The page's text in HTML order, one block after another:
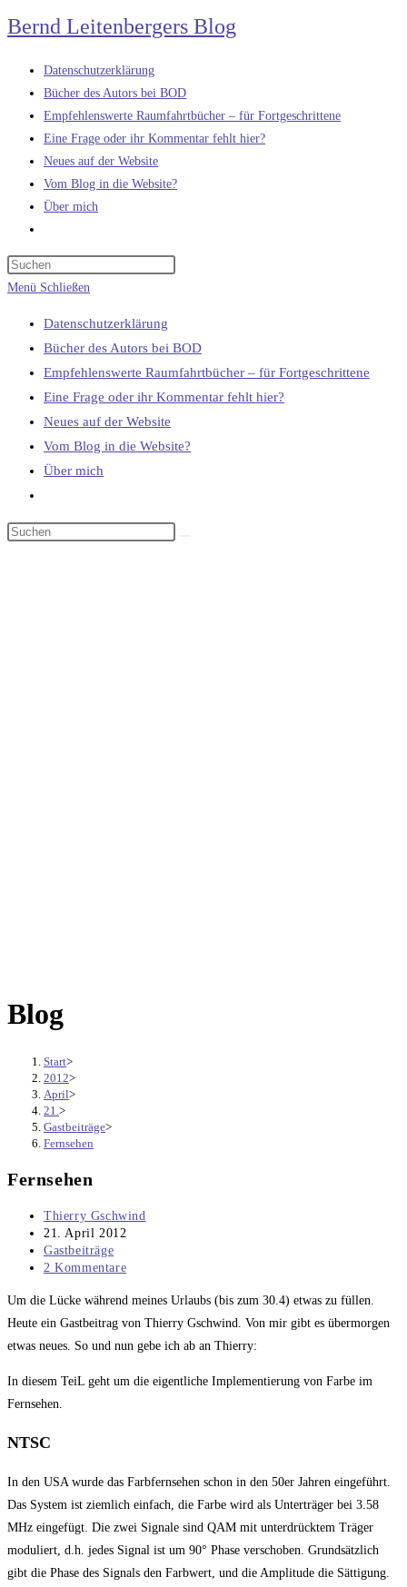
Zum
Inhalt
springen
Bernd Leitenbergers Blog
Datenschutzerklärung
Bücher des Autors bei BOD
Empfehlenswerte Raumfahrtbücher – für Fortgeschrittene
Eine Frage oder ihr Kommentar fehlt hier?
Neues auf der Website
Vom Blog in die Website?
Über mich
umschalten
Menü Schließen
Datenschutzerklärung
Bücher des Autors bei BOD
Empfehlenswerte Raumfahrtbücher – für Fortgeschrittene
Eine Frage oder ihr Kommentar fehlt hier?
Neues auf der Website
Vom Blog in die Website?
Über mich
umschalten
Blog
Start>
2012>
April>
21. >
Gastbeiträge>
Fernsehen
Fernsehen
Beitrags-
Autor:
Thierry Gschwind
Beitrag
veröffentlicht:
21. April 2012
Beitrags-
Kategorie:
Gastbeiträge
Beitrags-
2 Kommentare
Um die Lücke während meines Urlaubs (bis zum 30.4) etwas zu füllen.
Heute ein Gastbeitrag von Thierry Gschwind. Von mir gibt es übermorgen
etwas neues. So und nun gebe ich ab an Thierry:
In diesem TeiL geht um die eigentliche Implementierung von Farbe im
Fernsehen.
NTSC
In den USA wurde das Farbfernsehen schon in den 50er Jahren eingeführt.
Das System ist ziemlich einfach, die Farbe wird als Unterträger bei 3.58
MHz eingefügt. Die zwei Signale sind QAM mit unterdrücktem Träger
moduliert, d.h. jedes Signal ist um 90° Phase verschoben. Grundsätzlich
gibt die Phase des Signals den Farbwert, und die Amplitude die Sättigung.